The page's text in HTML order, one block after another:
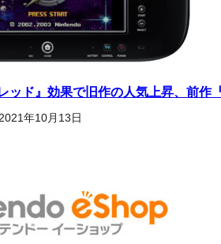
ッド』効果で旧作の人気上昇、前
2021年10月13日